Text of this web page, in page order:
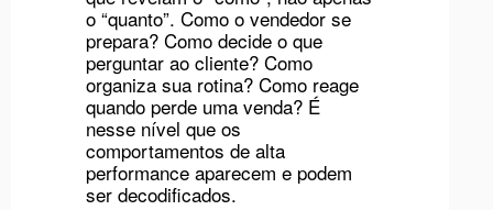
o “quanto”. Como o vendedor se
prepara? Como decide o que
perguntar ao cliente? Como
organiza sua rotina? Como reage
quando perde uma venda? É
nesse nível que os
comportamentos de alta
performance aparecem e podem
ser decodificados.